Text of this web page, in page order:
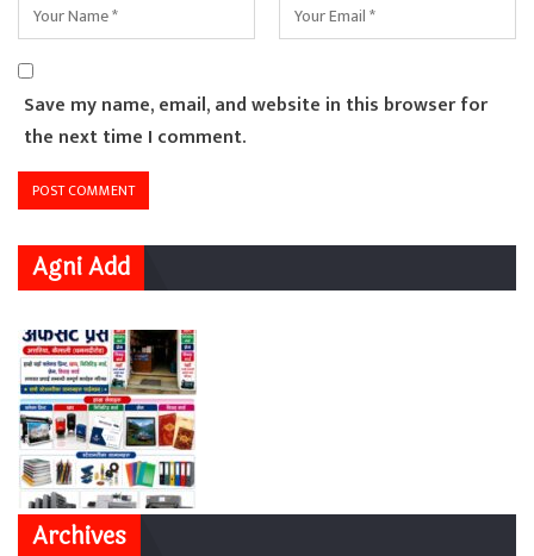
Save my name, email, and website in this browser for
the next time I comment.
Agni Add
Archives